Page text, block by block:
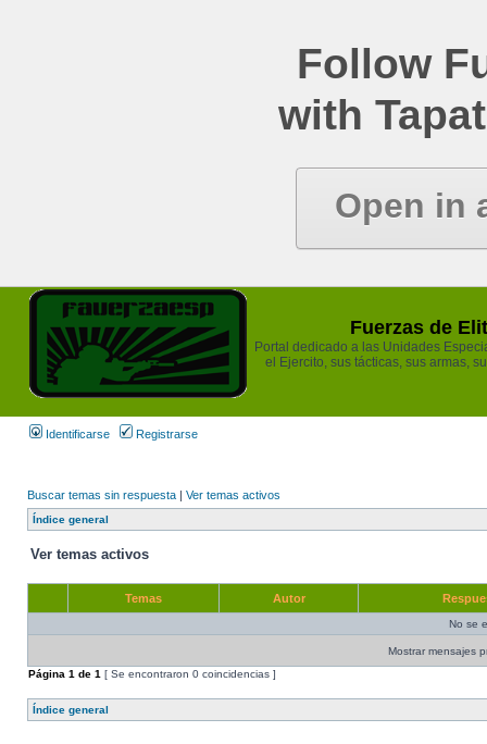
Follow
with
Open in
Fuerzas de
Portal dedicado a las Unidades
el Ejercito, sus tácticas, sus armas,
Identificarse Registrarse
Buscar temas sin respuesta | Ver temas activos
Índice general
Ver temas activos
Temas Autor
No se
Mostrar mensajes
Página 1 de 1 [ Se encontraron 0 coincidencias ]
Índice general